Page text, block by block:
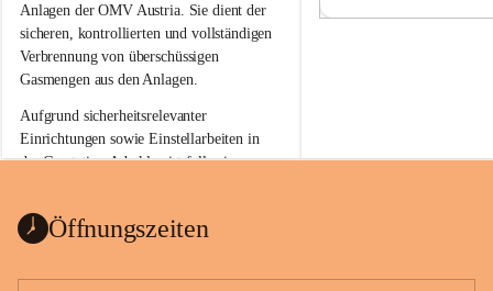
Anlagen der OMV Austria. Sie dient der
sicheren, kontrollierten und vollständigen
Verbrennung von überschüssigen
Gasmengen aus den Anlagen.
Aufgrund sicherheitsrelevanter
Einrichtungen sowie Einstellarbeiten in
der Gasstation Aderklaa ist fallweise
kommenden Tagen und Wochen wird
sein.
Öffnungszeiten